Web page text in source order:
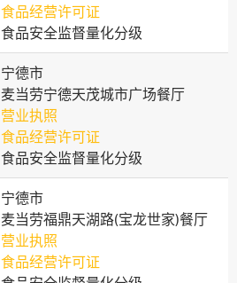
食品经营许可证
食品安全监督量化分级
宁德市
麦当劳宁德天茂城市广场餐厅
营业执照
食品经营许可证
食品安全监督量化分级
宁德市
麦当劳福鼎天湖路(宝龙世家)餐厅
营业执照
食品经营许可证